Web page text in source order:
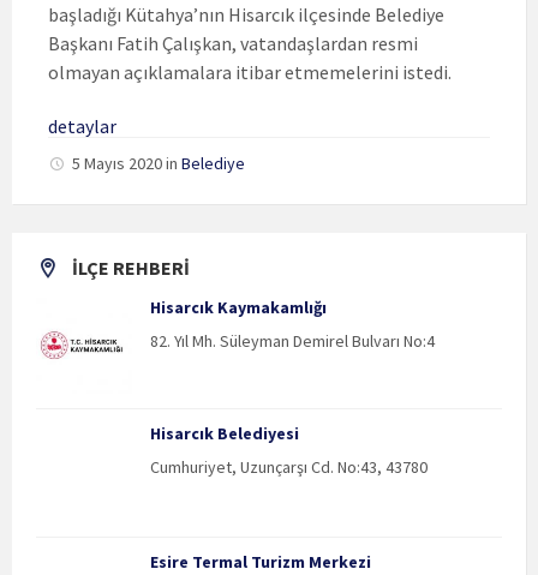
başladığı Kütahya’nın Hisarcık ilçesinde Belediye
Başkanı Fatih Çalışkan, vatandaşlardan resmi
olmayan açıklamalara itibar etmemelerini istedi.
detaylar
5 Mayıs 2020in Belediye
İLÇE REHBERİ
Hisarcık Kaymakamlığı
82. Yıl Mh. Süleyman Demirel Bulvarı No:4
Hisarcık Belediyesi
Cumhuriyet, Uzunçarşı Cd. No:43, 43780
Esire Termal Turizm Merkezi